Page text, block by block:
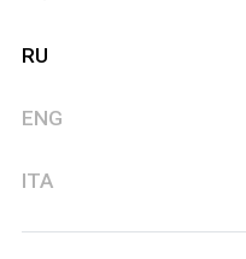
RU
ENG
ITA